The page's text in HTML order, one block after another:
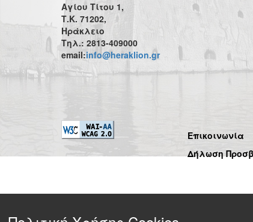
Αγίου Τίτου 1,
Τ.Κ. 71202,
Ηράκλειο
Τηλ.: 2813-409000
email:info@heraklion.gr
Επικοινωνία
Δήλωση